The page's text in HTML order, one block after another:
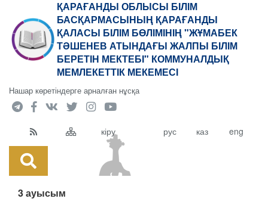
ҚАРАҒАНДЫ ОБЛЫСЫ БІЛІМ
БАСҚАРМАСЫНЫҢ ҚАРАҒАНДЫ
ҚАЛАСЫ БІЛІМ БӨЛІМІНІҢ "ЖҰМАБЕК
ТӘШЕНЕВ АТЫНДАҒЫ ЖАЛПЫ БІЛІМ
БЕРЕТІН МЕКТЕБІ" КОММУНАЛДЫҚ
МЕМЛЕКЕТТІК МЕКЕМЕСІ
Нашар көретіндерге арналған нұсқа
кіру рус каз eng
3 ауысым